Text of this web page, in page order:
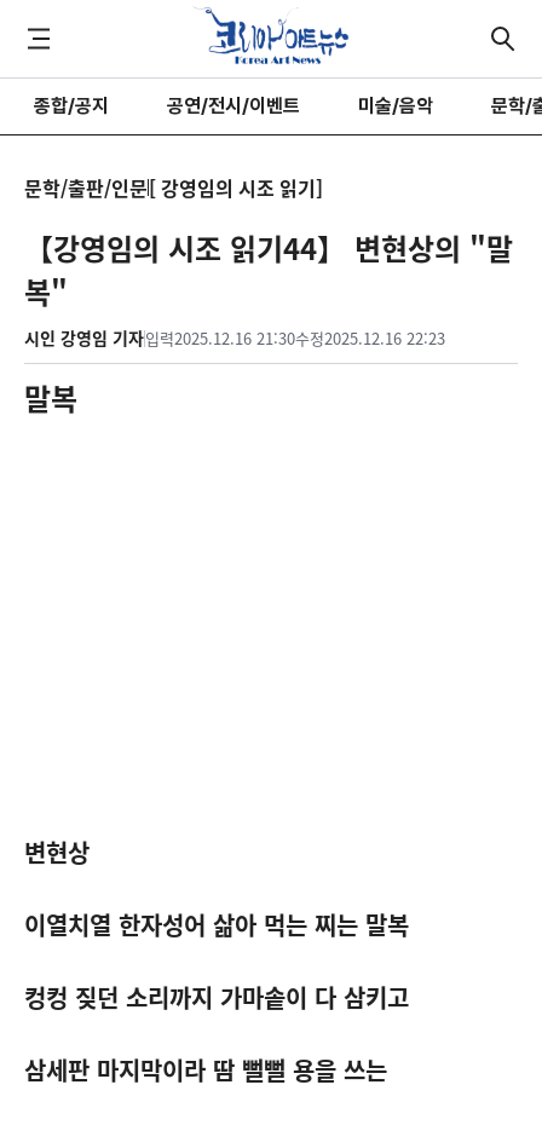
종합/공지 공연/전시/이벤트 미술/음악 문학/
문학/출판/인문[ 강영임의 시조 읽기]
【강영임의 시조 읽기44】 변현상의 "말
복"
시인 강영임 기자입력2025.12.16 21:30수정2025.12.16 22:23
말복
변현상
이열치열 한자성어 삶아 먹는 찌는 말복
컹컹 짖던 소리까지 가마솥이 다 삼키고
삼세판 마지막이라 땀 뻘뻘 용을 쓰는